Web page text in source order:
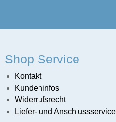
Ladenbau
Shop Service
Kontakt
Kundeninfos
Widerrufsrecht
Liefer- und Anschlussservice